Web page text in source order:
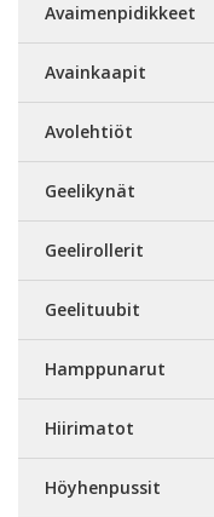
Avaimenpidikkeet
Avainkaapit
Avolehtiöt
Geelikynät
Geelirollerit
Geelituubit
Hamppunarut
Hiirimatot
Höyhenpussit